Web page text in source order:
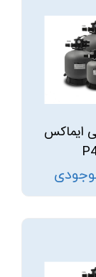
ایماکس